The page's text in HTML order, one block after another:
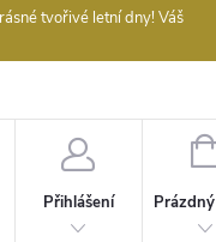
tvořivé letní dny! Váš
Přihlášení